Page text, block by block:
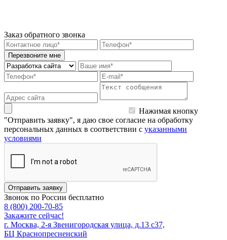
Заказ обратного звонка
Перезвоните мне
Нажимая кнопку
"Отправить заявку", я даю свое согласие на обработку
персональных данных в соответствии с указанными
условиями
Отправить заявку
Звонок по России бесплатно
8 (800) 200-70-85
Закажите сейчас!
г. Москва, 2-я Звенигородская улица, д.13 с37,
БЦ Краснопресненский